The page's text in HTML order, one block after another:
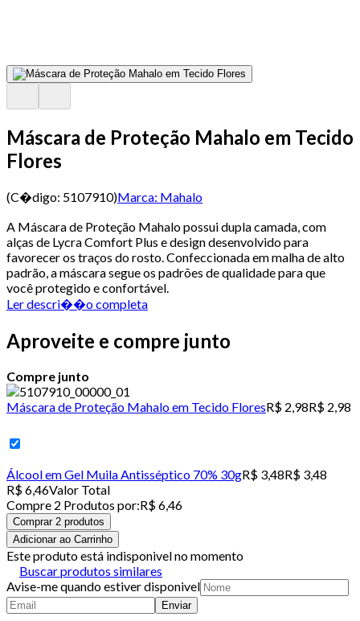
Máscara de Proteção Mahalo em Tecido
Flores
(C�digo: 5107910)Marca: Mahalo
A Máscara de Proteção Mahalo possui dupla camada, com
alças de Lycra Comfort Plus e design desenvolvido para
favorecer os traços do rosto. Confeccionada em malha de alto
padrão, a máscara segue os padrões de qualidade para que
você protegido e confortável.
Ler descri��o completa
Aproveite e compre junto
Compre junto
Máscara de Proteção Mahalo em Tecido FloresR$ 2,98R$ 2,98
Álcool em Gel Muila Antisséptico 70% 30gR$ 3,48R$ 3,48
R$ 6,46Valor Total
Compre 2 Produtos por:R$ 6,46
Comprar 2 produtos
Adicionar ao Carrinho
Este produto está indisponivel no momento
Buscar produtos similares
Avise-me quando estiver disponivel
Enviar